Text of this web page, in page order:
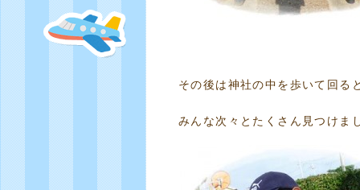
その後は神社の中を歩いて回る
みんな次々とたくさん見つけま